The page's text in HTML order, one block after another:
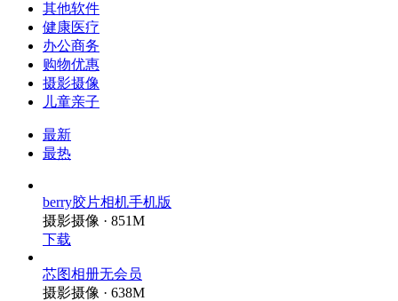
其他软件
健康医疗
办公商务
购物优惠
摄影摄像
儿童亲子
最新
最热
berry胶片相机手机版
摄影摄像 · 851M
下载
芯图相册无会员
摄影摄像 · 638M